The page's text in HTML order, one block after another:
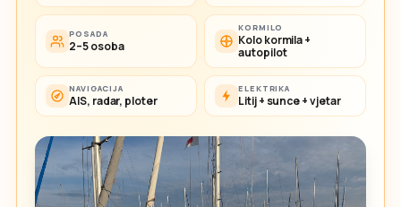
POSADA
2–5 osoba
KORMILO
Kolo kormila +
autopilot
NAVIGACIJA
AIS, radar, ploter
ELEKTRIKA
Litij + sunce + vjetar